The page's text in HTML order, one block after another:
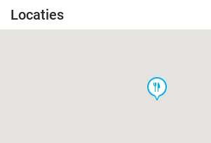
Locaties
food